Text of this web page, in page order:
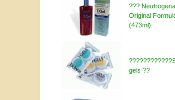
???
Original
(473ml)
gels ??